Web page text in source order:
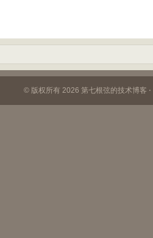
© 版权所有 2026 第七根弦的技术博客